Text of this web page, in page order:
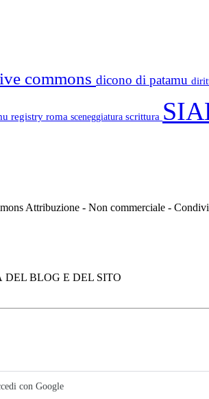
commons dicono di patamu
registry roma sceneggiatura scrittura
Attribuzione - Non commerciale -
BLOG E DEL SITO
con Google